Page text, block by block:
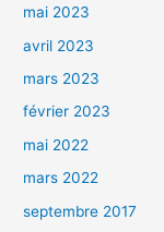
mai 2023
avril 2023
mars 2023
février 2023
mai 2022
mars 2022
septembre 2017